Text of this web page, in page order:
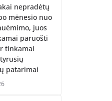
nepradėtų
mėnesio nuo
juos
paruošti
tinkamai
patarimai